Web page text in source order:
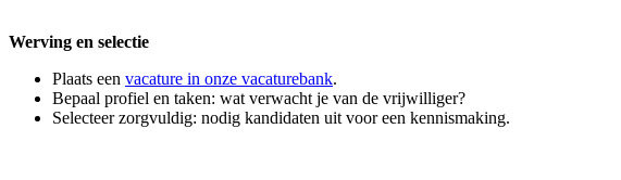
Werving en selectie
Plaats een vacature in onze vacaturebank.
Bepaal profiel en taken: wat verwacht je van de vrijwilliger?
Selecteer zorgvuldig: nodig kandidaten uit voor een kennismaking.